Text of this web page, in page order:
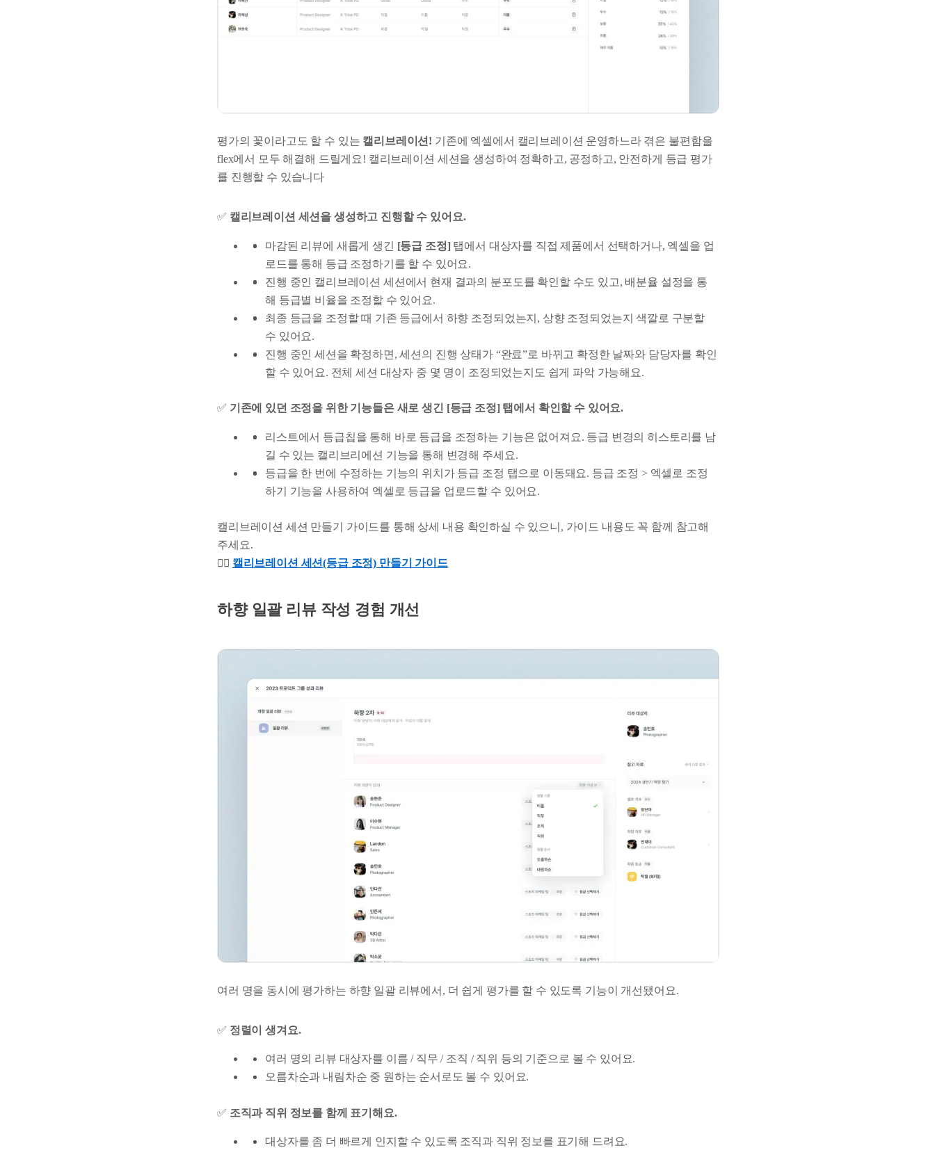
평가의 꽃이라고도 할 수 있는 캘리브레이션! 기존에 엑셀에서 캘리브레이션 운영하느라 겪은 불편함을
flex에서 모두 해결해 드릴게요! 캘리브레이션 세션을 생성하여 정확하고, 공정하고, 안전하게 등급 평가
를 진행할 수 있습니다
✅ 캘리브레이션 세션을 생성하고 진행할 수 있어요.
마감된 리뷰에 새롭게 생긴 [등급 조정] 탭에서 대상자를 직접 제품에서 선택하거나, 엑셀을 업
로드를 통해 등급 조정하기를 할 수 있어요.
진행 중인 캘리브레이션 세션에서 현재 결과의 분포도를 확인할 수도 있고, 배분율 설정을 통
해 등급별 비율을 조정할 수 있어요.
최종 등급을 조정할 때 기존 등급에서 하향 조정되었는지, 상향 조정되었는지 색깔로 구분할
수 있어요.
진행 중인 세션을 확정하면, 세션의 진행 상태가 “완료”로 바뀌고 확정한 날짜와 담당자를 확인
할 수 있어요. 전체 세션 대상자 중 몇 명이 조정되었는지도 쉽게 파악 가능해요.
✅ 기존에 있던 조정을 위한 기능들은 새로 생긴 [등급 조정] 탭에서 확인할 수 있어요.
리스트에서 등급칩을 통해 바로 등급을 조정하는 기능은 없어져요. 등급 변경의 히스토리를 남
길 수 있는 캘리브리에션 기능을 통해 변경해 주세요.
등급을 한 번에 수정하는 기능의 위치가 등급 조정 탭으로 이동돼요. 등급 조정 > 엑셀로 조정
하기 기능을 사용하여 엑셀로 등급을 업로드할 수 있어요.
캘리브레이션 세션 만들기 가이드를 통해 상세 내용 확인하실 수 있으니, 가이드 내용도 꼭 함께 참고해
주세요.
👉🏻 캘리브레이션 세션(등급 조정) 만들기 가이드
하향 일괄 리뷰 작성 경험 개선
여러 명을 동시에 평가하는 하향 일괄 리뷰에서, 더 쉽게 평가를 할 수 있도록 기능이 개선됐어요.
✅ 정렬이 생겨요.
여러 명의 리뷰 대상자를 이름 / 직무 / 조직 / 직위 등의 기준으로 볼 수 있어요.
오름차순과 내림차순 중 원하는 순서로도 볼 수 있어요.
✅ 조직과 직위 정보를 함께 표기해요.
대상자를 좀 더 빠르게 인지할 수 있도록 조직과 직위 정보를 표기해 드려요.